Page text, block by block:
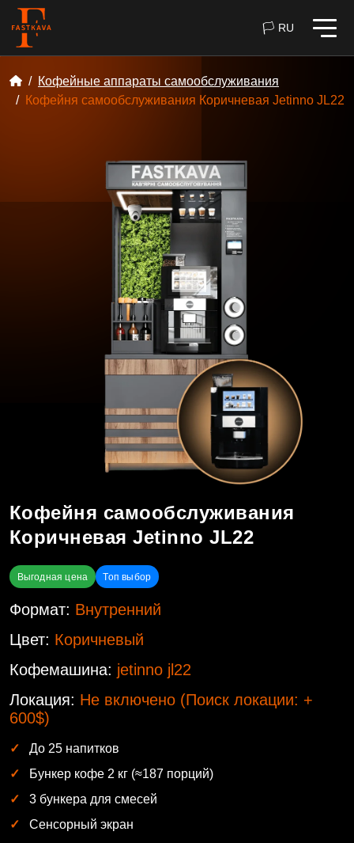
🏳 RU
Кофейные аппараты самообслуживания
Кофейня самообслуживания Коричневая Jetinno JL22
Кофейня самообслуживания
Коричневая Jetinno JL22
Выгодная цена Топ выбор
Формат: Внутренний
Цвет: Коричневый
Кофемашина: jetinno jl22
Локация: Не включено (Поиск локации: +
600$)
До 25 напитков
Бункер кофе 2 кг (≈187 порций)
3 бункера для смесей
Сенсорный экран